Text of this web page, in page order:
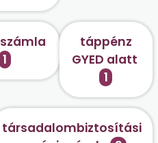
1
táppénz
GYED alatt
1
társadalombiztosítási